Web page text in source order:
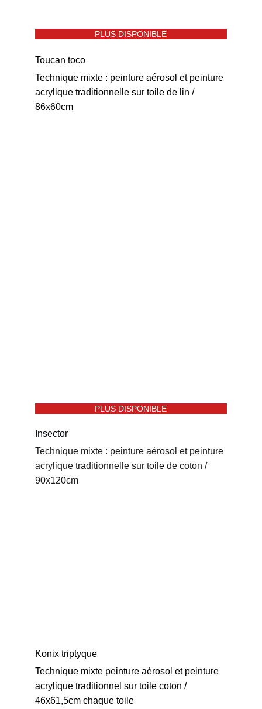
Insector
Technique mixte : peinture aérosol et peinture
acrylique traditionnelle sur toile de coton /
90x120cm
PLUS DISPONIBLE
Toucan toco
Technique mixte : peinture aérosol et peinture
acrylique traditionnelle sur toile de lin /
86x60cm
Konix triptyque
Technique mixte peinture aérosol et peinture
acrylique traditionnel sur toile coton /
46x61,5cm chaque toile
PLUS DISPONIBLE